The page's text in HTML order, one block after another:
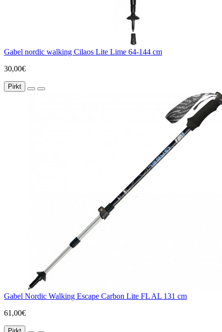
Gabel nordic walking Cilaos Lite Lime 64-144 cm
30,00€
Pirkt
Gabel Nordic Walking Escape Carbon Lite FL AL 131 cm
61,00€